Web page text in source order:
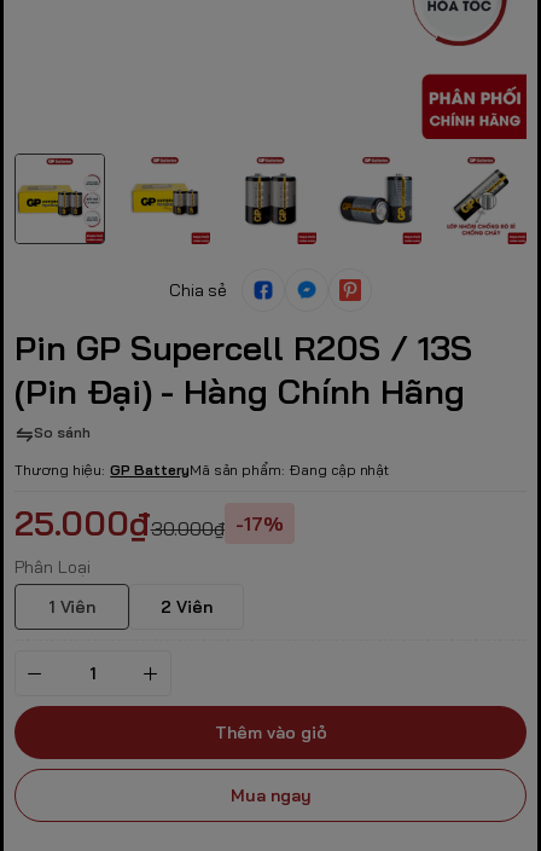
Chia sẻ
Pin GP Supercell R20S / 13S
(Pin Đại) - Hàng Chính Hãng
So sánh
Thương hiệu: GP BatteryMã sản phẩm: Đang cập nhật
25.000₫30.000₫ -17%
Phân Loại
1 Viên
2 Viên
Thêm vào giỏ
Mua ngay